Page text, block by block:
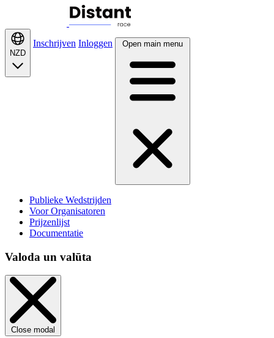
NZD
Inschrijven Inloggen Open main menu
Publieke Wedstrijden
Voor Organisatoren
Prijzenlijst
Documentatie
Valoda un valūta
Close modal